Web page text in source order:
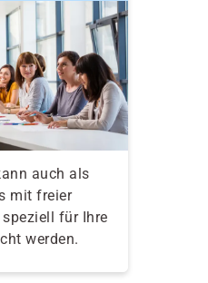
auch als
mit freier
für Ihre
werden.